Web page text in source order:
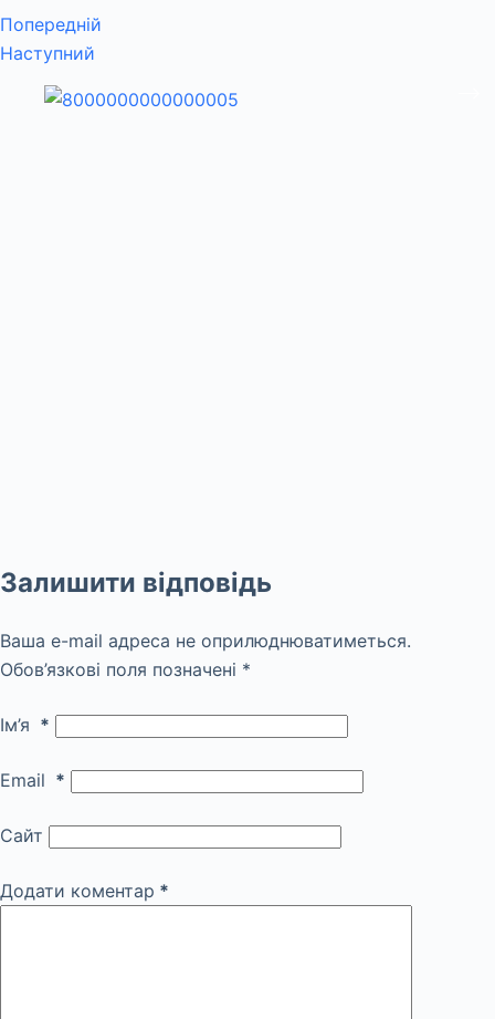
Попередній
Наступний
Залишити відповідь
Ваша e-mail адреса не оприлюднюватиметься.
Обов’язкові поля позначені *
Ім’я *
Email *
Сайт
Додати коментар *